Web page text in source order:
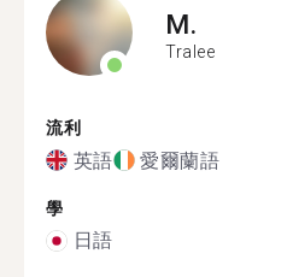
M.
Tralee
流利
英語 愛爾蘭語
學
日語